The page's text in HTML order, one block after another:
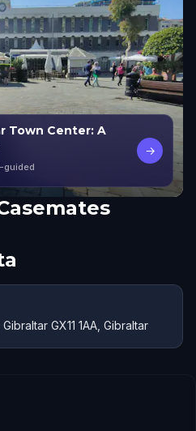
Town Center: A
guided
→
GX11 1AA, Gibraltar